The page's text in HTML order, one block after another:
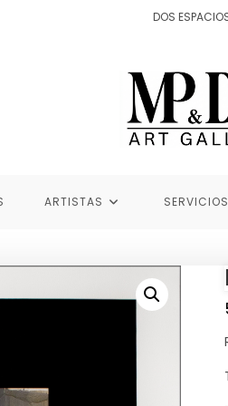
DOS
ARTISTAS SERVICIOS